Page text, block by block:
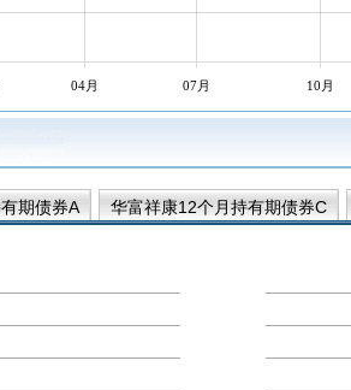
04月 07月 10月
期债券A 华富祥康12个月持有期债券C
天滚动持有中短债C